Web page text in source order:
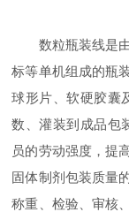
数粒瓶装线是由
标等单机组成的瓶
球形片、软硬胶囊
数、灌装到成品包
员的劳动强度，提
固体制剂包装质量
称重、检验、审核